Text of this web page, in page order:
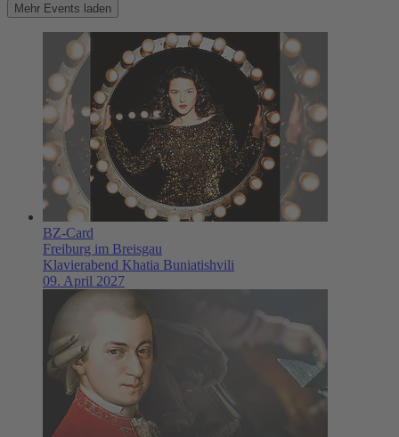
Mehr Events laden
BZ-Card
Freiburg im Breisgau
Klavierabend Khatia Buniatishvili
09. April 2027